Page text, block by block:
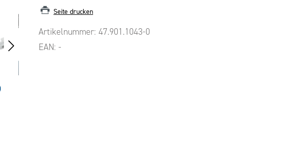
Seite drucken
Artikelnummer: 47.901.1043-0
EAN: -